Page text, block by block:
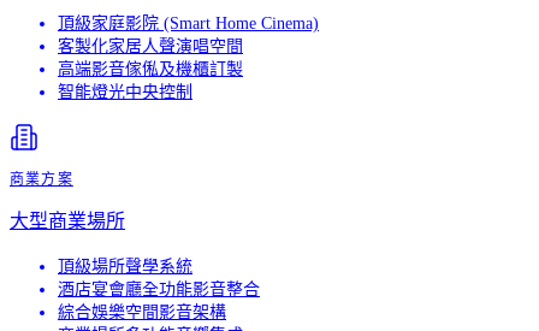
頂級家庭影院 (Smart Home Cinema)
客製化家居人聲演唱空間
高端影音傢俬及機櫃訂製
智能燈光中央控制
商業方案
大型商業場所
頂級場所聲學系統
酒店宴會廳全功能影音整合
綜合娛樂空間影音架構